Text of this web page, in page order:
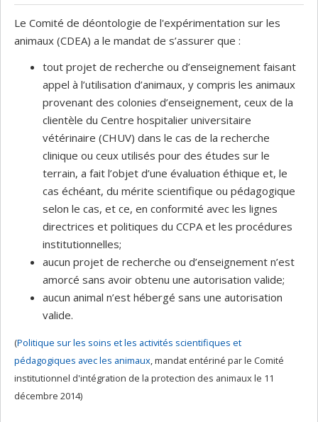
Le Comité de déontologie de l'expérimentation sur les
animaux (CDEA) a le mandat de s’assurer que :
tout projet de recherche ou d’enseignement faisant
appel à l’utilisation d’animaux, y compris les animaux
provenant des colonies d’enseignement, ceux de la
clientèle du Centre hospitalier universitaire
vétérinaire (CHUV) dans le cas de la recherche
clinique ou ceux utilisés pour des études sur le
terrain, a fait l’objet d’une évaluation éthique et, le
cas échéant, du mérite scientifique ou pédagogique
selon le cas, et ce, en conformité avec les lignes
directrices et politiques du CCPA et les procédures
institutionnelles;
aucun projet de recherche ou d’enseignement n’est
amorcé sans avoir obtenu une autorisation valide;
aucun animal n’est hébergé sans une autorisation
valide.
(Politique sur les soins et les activités scientifiques et
pédagogiques avec les animaux , mandat entériné par le Comité
institutionnel d'intégration de la protection des animaux le 11
décembre 2014)